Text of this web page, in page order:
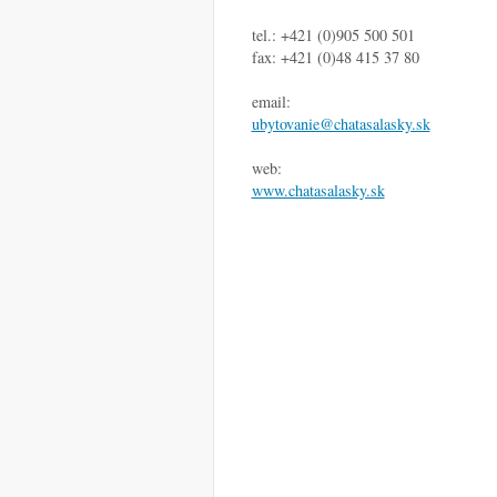
tel.: +421 (0)905 500 501
fax: +421 (0)48 415 37 80
email:
ubytovanie@chatasalasky.sk
web:
www.chatasalasky.sk